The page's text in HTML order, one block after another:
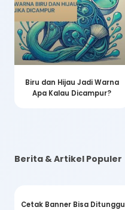
Biru dan Hijau Jadi Warna
Apa Kalau Dicampur?
Berita & Artikel Populer
Cetak Banner Bisa Ditunggu